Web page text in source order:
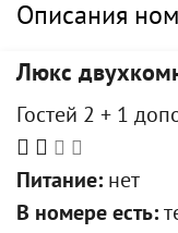
Описания
Люкс
Гостей 2 + 1
Питание: нет
В номере есть: